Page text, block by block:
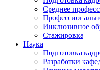
Среднее
Инклюзивное
Стажировка
Наука
Подготовка
Разработки